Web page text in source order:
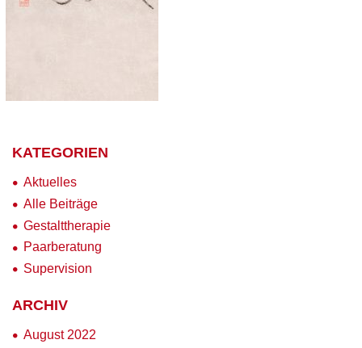
KATEGORIEN
Aktuelles
Alle Beiträge
Gestalttherapie
Paarberatung
Supervision
ARCHIV
August 2022